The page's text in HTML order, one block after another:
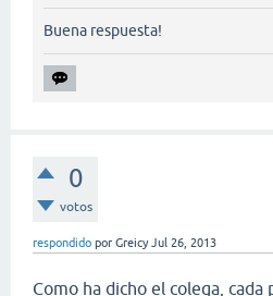
Buena respuesta!
0
votos
respondido por Greicy Jul 26, 2013
Como ha dicho el colega,